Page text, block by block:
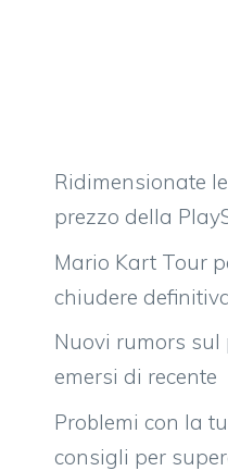
Ridimensionate
prezzo della
Mario Kart Tour
chiudere
Nuovi rumors sul
emersi di recente
Problemi con la
consigli per